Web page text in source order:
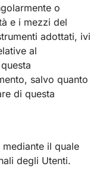
o
e i mezzi del
adottati, ivi
al
salvo quanto
di questa
il quale
degli Utenti.